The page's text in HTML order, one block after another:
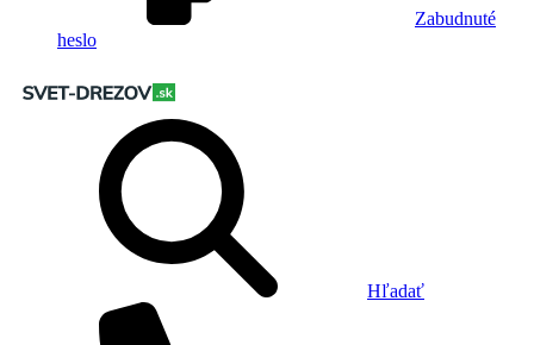
Zabudnuté
heslo
Hľadať